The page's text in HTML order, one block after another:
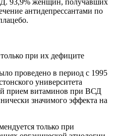
93,9% женщин, получавших
антидепрессантами по
при их дефиците
проведено в период с 1995
университета
прием витаминов при ВСД
значимого эффекта на
только при